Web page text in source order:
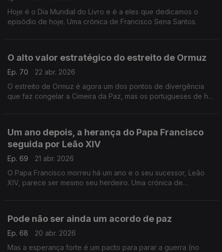
Hoje é o Dia Mundial do Livro e é a eles que dedicamos o
episódio de hoje. Uma crónica de Francisco Sena Santos.
O alto valor estratégico do estreito de Ormuz
Ep. 70
22 abr. 2026
O estreito de Ormuz é agora um dos pontos de divergência
que faz congelar a Cimeira da Paz, mas os portugueses de há
Um ano depois, a herança do Papa Francisco
seguida por Leão XIV
Ep. 69
21 abr. 2026
O Papa Francisco morreu há um ano e o seu sucessor, Leão
XIV, parece ser mesmo seu herdeiro. Uma crónica de
Pode não ser ainda um acordo de paz
Ep. 68
20 abr. 2026
Mas a esperança forte é um pacto para parar a guerra (no